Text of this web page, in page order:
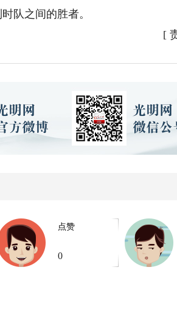
队之间的胜者。
[
点赞
0